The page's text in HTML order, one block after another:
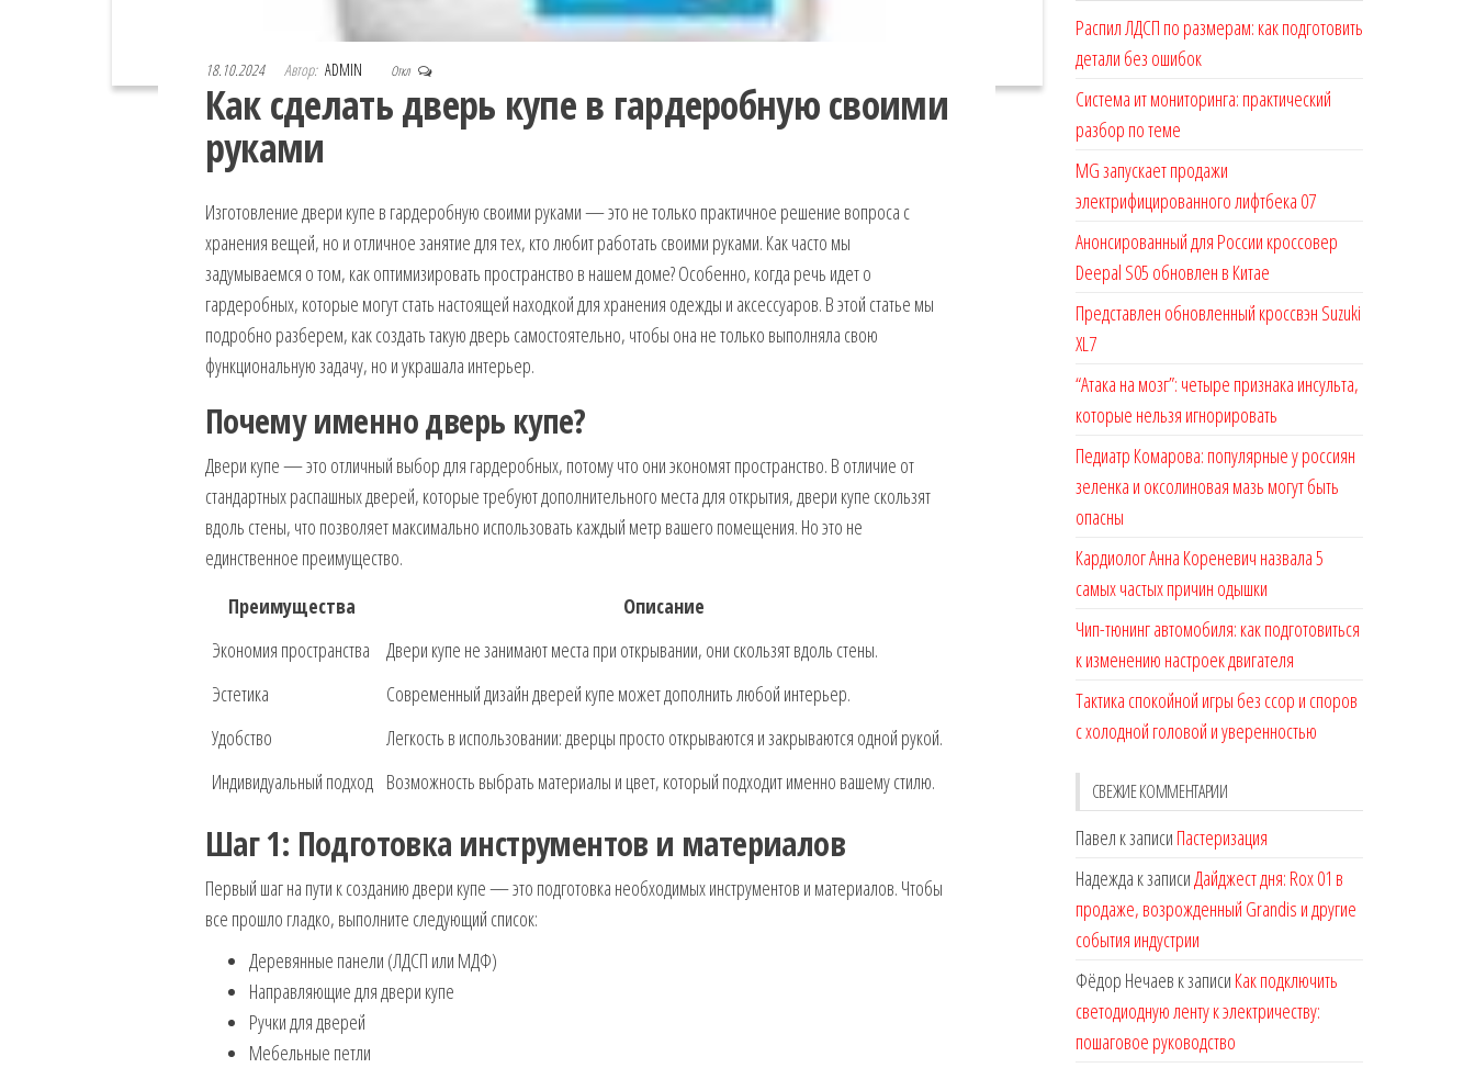
18.10.2024 Автор: ADMIN Откл
Как сделать дверь купе в гардеробную своими
руками
Изготовление двери купе в гардеробную своими руками — это не только практичное решение вопроса с
хранения вещей, но и отличное занятие для тех, кто любит работать своими руками. Как часто мы
задумываемся о том, как оптимизировать пространство в нашем доме? Особенно, когда речь идет о
гардеробных, которые могут стать настоящей находкой для хранения одежды и аксессуаров. В этой статье мы
подробно разберем, как создать такую дверь самостоятельно, чтобы она не только выполняла свою
функциональную задачу, но и украшала интерьер.
Почему именно дверь купе?
Двери купе — это отличный выбор для гардеробных, потому что они экономят пространство. В отличие от
стандартных распашных дверей, которые требуют дополнительного места для открытия, двери купе скользят
вдоль стены, что позволяет максимально использовать каждый метр вашего помещения. Но это не
единственное преимущество.
Преимущества
Описание
Экономия пространства
Двери купе не занимают места при открывании, они скользят вдоль стены.
Эстетика
Современный дизайн дверей купе может дополнить любой интерьер.
Удобство
Легкость в использовании: дверцы просто открываются и закрываются одной рукой.
Индивидуальный подход Возможность выбрать материалы и цвет, который подходит именно вашему стилю.
Шаг 1: Подготовка инструментов и материалов
Первый шаг на пути к созданию двери купе — это подготовка необходимых инструментов и материалов. Чтобы
все прошло гладко, выполните следующий список:
Деревянные панели (ЛДСП или МДФ)
Направляющие для двери купе
Ручки для дверей
Мебельные петли
Распил ЛДСП по размерам: как подготовить
детали без ошибок
Система ит мониторинга: практический
разбор по теме
MG запускает продажи
электрифицированного лифтбека 07
Анонсированный для России кроссовер
Deepal S05 обновлен в Китае
Представлен обновленный кроссвэн Suzuki
XL7
“Атака на мозг”: четыре признака инсульта,
которые нельзя игнорировать
Педиатр Комарова: популярные у россиян
зеленка и оксолиновая мазь могут быть
опасны
Кардиолог Анна Кореневич назвала 5
самых частых причин одышки
Чип-тюнинг автомобиля: как подготовиться
к изменению настроек двигателя
Тактика спокойной игры без ссор и споров
с холодной головой и уверенностью
СВЕЖИЕ КОММЕНТАРИИ
Павел к записи Пастеризация
Надежда к записиДайджест дня: Rox 01 в
продаже, возрожденный Grandis и другие
события индустрии
Фёдор Нечаев к записи Как подключить
светодиодную ленту к электричеству:
пошаговое руководство